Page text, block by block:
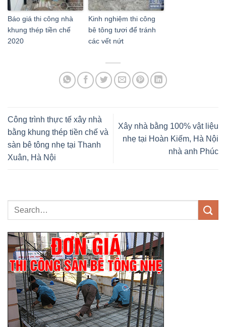
Báo giá thi công nhà
khung thép tiền chế
2020
Kinh nghiệm thi công
bê tông tươi để tránh
các vết nứt
Công trình thực tế xây nhà
bằng khung thép tiền chế và
sàn bê tông nhẹ tại Thanh
Xuân, Hà Nội
Xây nhà bằng 100% vật liệu
nhẹ tại Hoàn Kiếm, Hà Nội
nhà anh Phúc